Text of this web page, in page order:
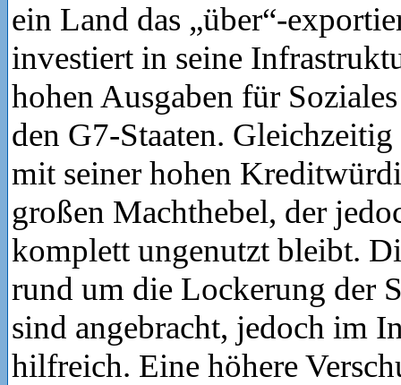
ein Land das „über“-
investiert in seine
hohen Ausgaben für
den G7-Staaten.
mit seiner hohen
großen Machthebel, der
komplett ungenutzt bleibt.
rund um die Lockerung der
sind angebracht, jedoch im
hilfreich. Eine höhere